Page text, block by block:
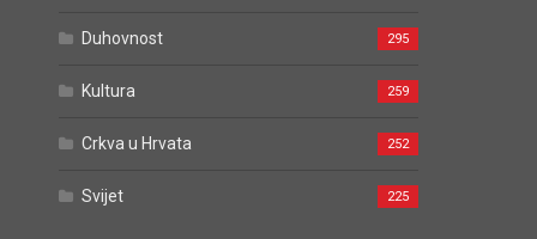
Duhovnost 295
Kultura 259
Crkva u Hrvata 252
Svijet 225